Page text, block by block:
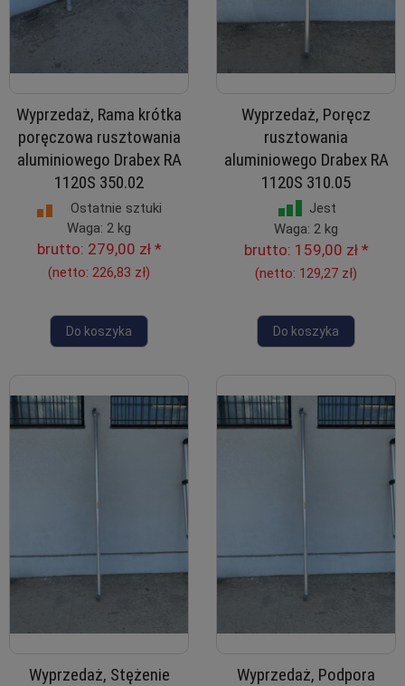
Wyprzedaż, Rama krótka
poręczowa rusztowania
aluminiowego Drabex RA
1120S 350.02
Ostatnie sztuki
Waga: 2 kg
brutto: 279,00 zł*
(netto: 226,83 zł)
Do koszyka
Wyprzedaż, Poręcz
rusztowania
aluminiowego Drabex RA
1120S 310.05
Jest
Waga: 2 kg
brutto: 159,00 zł*
(netto: 129,27 zł)
Do koszyka
Wyprzedaż, Stężenie
Wyprzedaż, Podpora